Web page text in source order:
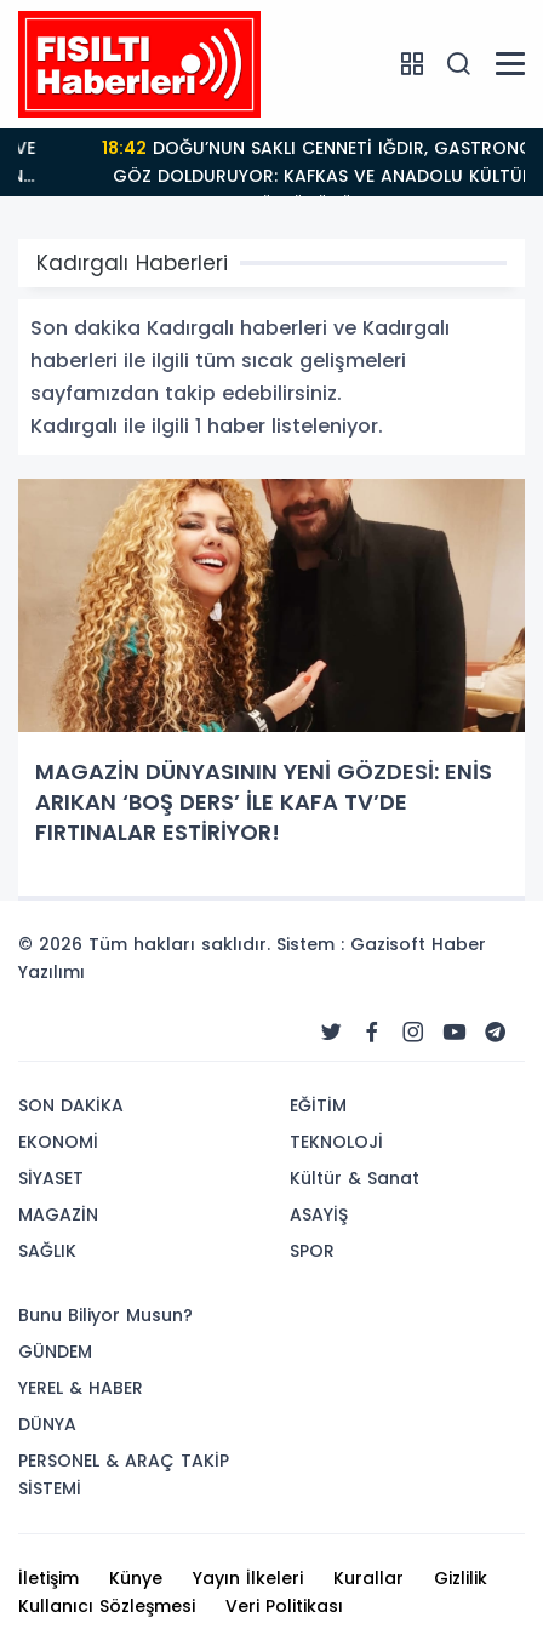
GÖZ DOLDURUYOR: KAFKAS VE ANADOLU KÜLTÜRÜNÜN
BULUŞMA NOKTASI
Kadırgalı Haberleri
Son dakika Kadırgalı haberleri ve Kadırgalı
haberleri ile ilgili tüm sıcak gelişmeleri
sayfamızdan takip edebilirsiniz.
Kadırgalı ile ilgili 1 haber listeleniyor.
MAGAZİN DÜNYASININ YENİ GÖZDESİ: ENİS
ARIKAN ‘BOŞ DERS’ İLE KAFA TV’DE
FIRTINALAR ESTİRİYOR!
© 2026 Tüm hakları saklıdır. Sistem : Gazisoft Haber
Yazılımı
SON DAKİKA
EKONOMİ
SİYASET
MAGAZİN
SAĞLIK
EĞİTİM
TEKNOLOJİ
Kültür & Sanat
ASAYİŞ
SPOR
Bunu Biliyor Musun?
GÜNDEM
YEREL & HABER
DÜNYA
PERSONEL & ARAÇ TAKİP
SİSTEMİ
İletişim Künye Yayın İlkeleri Kurallar
Gizlilik
Kullanıcı Sözleşmesi
Veri Politikası